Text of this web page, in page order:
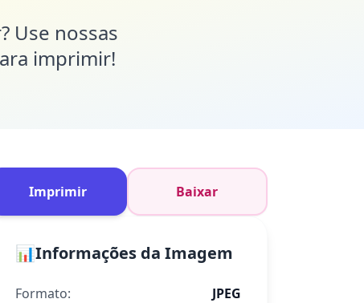
Use nossas
imprimir!
Imprimir Baixar
📊Informações da Imagem
Formato: JPEG